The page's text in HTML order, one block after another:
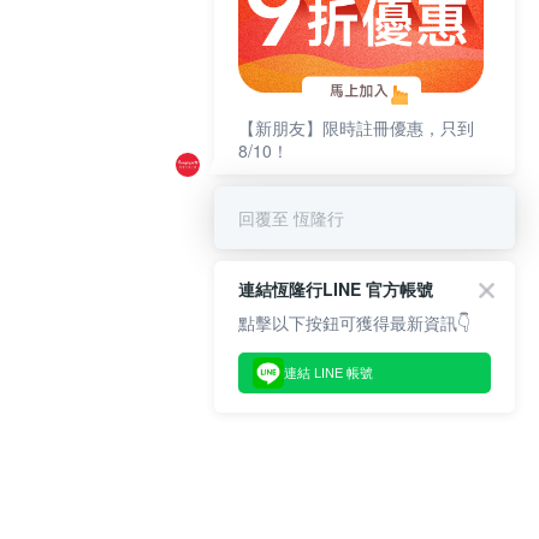
【新朋友】限時註冊優惠，只到
8/10！
回覆至 恆隆行
連結恆隆行LINE 官方帳號
點擊以下按鈕可獲得最新資訊👇
連結 LINE 帳號